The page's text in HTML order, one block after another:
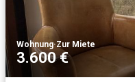
Wohnung·Zur Miete
3.600 €